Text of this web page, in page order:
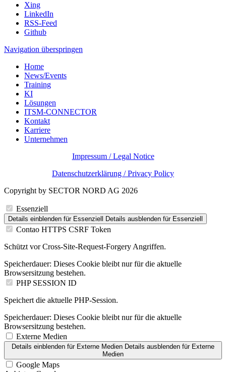
Xing
LinkedIn
RSS-Feed
Github
Navigation überspringen
Home
News/Events
Training
KI
Lösungen
ITSM-CONNECTOR
Kontakt
Karriere
Unternehmen
Impressum / Legal Notice
Datenschutzerklärung / Privacy Policy
Copyright by SECTOR NORD AG 2026
Essenziell
Details einblenden für Essenziell Details ausblenden für Essenziell
Contao HTTPS CSRF Token
Schützt vor Cross-Site-Request-Forgery Angriffen.
Speicherdauer: Dieses Cookie bleibt nur für die aktuelle
Browsersitzung bestehen.
PHP SESSION ID
Speichert die aktuelle PHP-Session.
Speicherdauer: Dieses Cookie bleibt nur für die aktuelle
Browsersitzung bestehen.
Externe Medien
Details einblenden für Externe Medien Details ausblenden für Externe
Medien
Google Maps